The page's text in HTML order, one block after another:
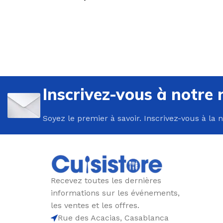
Inscrivez-vous à notre
Soyez le premier à savoir. Inscrivez-vous à la
Recevez toutes les dernières
informations sur les événements,
les ventes et les offres.
Rue des Acacias, Casablanca